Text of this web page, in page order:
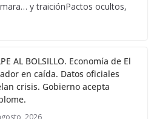
y traiciónPactos ocultos,
AL BOLSILLO. Economía de El
en caída. Datos oficiales
crisis. Gobierno acepta